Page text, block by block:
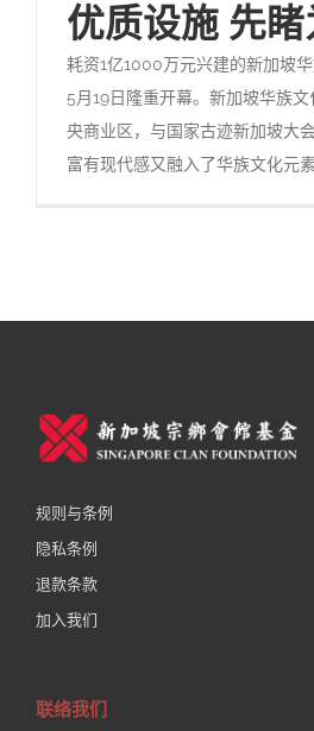
优质设施 先
耗资1亿1000万元兴建的新加坡
5月19日隆重开幕。新加坡华族
央商业区，与国家古迹新加坡大
富有现代感又融入了华族文化元
规则与条例
隐私条例
退款条款
加入我们
联络我们